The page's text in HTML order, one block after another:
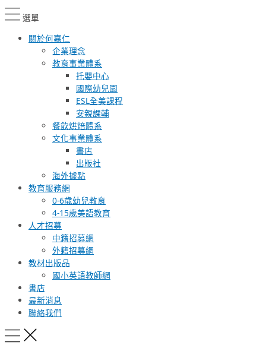
選單
關於何嘉仁
企業理念
教育事業體系
托嬰中心
國際幼兒園
ESL全美課程
安親課輔
餐飲烘焙體系
文化事業體系
書店
出版社
海外據點
教育服務網
0-6歲幼兒教育
4-15歲美語教育
人才招募
中籍招募網
外籍招募網
教材出版品
國小英語教師網
書店
最新消息
聯絡我們